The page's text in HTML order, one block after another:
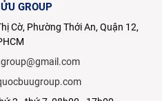
GROUP
Cờ, Phường Thới An, Quận 12,